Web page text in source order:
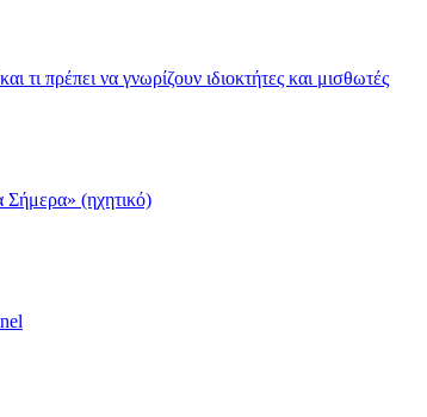
τι πρέπει να γνωρίζουν ιδιοκτήτες και μισθωτές
(ηχητικό)